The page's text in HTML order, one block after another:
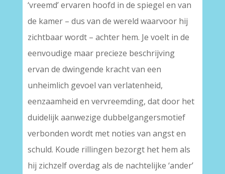
‘vreemd’ ervaren hoofd in de spiegel en van
de kamer – dus van de wereld waarvoor hij
zichtbaar wordt – achter hem. Je voelt in de
eenvoudige maar precieze beschrijving
ervan de dwingende kracht van een
unheimlich gevoel van verlatenheid,
eenzaamheid en vervreemding, dat door het
duidelijk aanwezige dubbelgangersmotief
verbonden wordt met noties van angst en
schuld. Koude rillingen bezorgt het hem als
hij zichzelf overdag als de nachtelijke ‘ander’